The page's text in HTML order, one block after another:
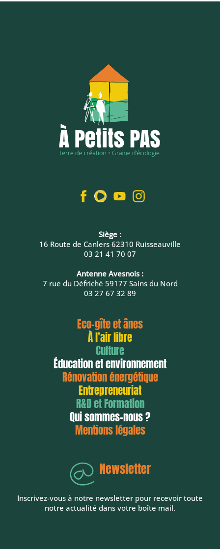
Siège :
16 Route de Canlers 62310 Ruisseauville
03 21 41 70 07
Antenne Avesnois :
7 rue du Défriché 59177 Sains du Nord
03 27 67 32 89
Eco-gîte et ânes
À l’air libre
Culture
Éducation et environnement
Rénovation énergétique
Entrepreneuriat
R&D et Formation
Qui sommes-nous ?
Mentions légales
Newsletter
Inscrivez-vous à notre newsletter pour recevoir toute
notre actualité dans votre boîte mail.